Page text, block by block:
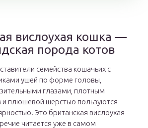
вислоухая кошка —
порода котов
семейства кошачьих с
ушей по форме головы,
глазами, плотным
плюшевой шерстью пользуются
Это британская вислоухая
читается уже в самом